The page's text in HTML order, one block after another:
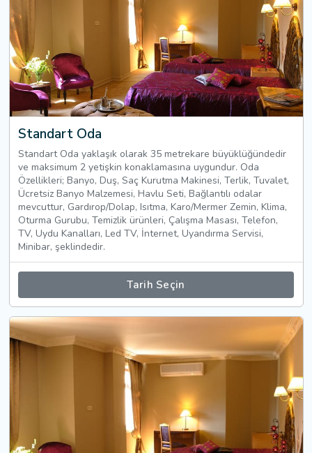
Standart Oda
Standart Oda yaklaşık olarak 35 metrekare büyüklüğündedir
ve maksimum 2 yetişkin konaklamasına uygundur. Oda
Özellikleri; Banyo, Duş, Saç Kurutma Makinesi, Terlik, Tuvalet,
Ücretsiz Banyo Malzemesi, Havlu Seti, Bağlantılı odalar
mevcuttur, Gardırop/Dolap, Isıtma, Karo/Mermer Zemin, Klima,
Oturma Gurubu, Temizlik ürünleri, Çalışma Masası, Telefon,
TV, Uydu Kanalları, Led TV, İnternet, Uyandırma Servisi,
Minibar, şeklindedir.
Tarih Seçin